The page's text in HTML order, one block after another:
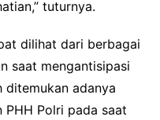
tuturnya.
dilihat dari berbagai
saat mengantisipasi
ditemukan adanya
PHH Polri pada saat